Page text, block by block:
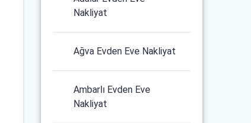
Nakliyat
Ağva Evden Eve Nakliyat
Ambarlı Evden Eve
Nakliyat